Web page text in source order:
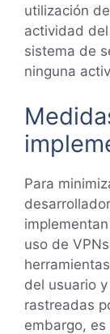
utilización
actividad
sistema de
ninguna
Para
implementan
uso de
del usuario
rastreadas
embargo,